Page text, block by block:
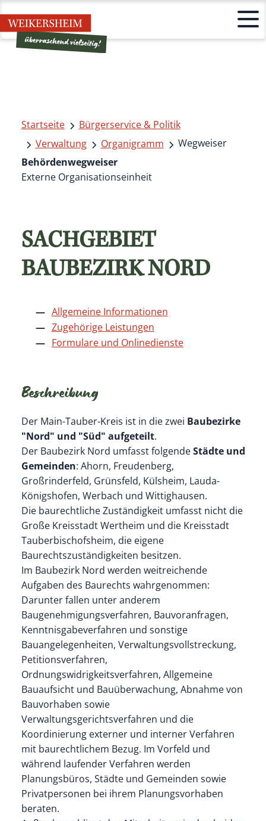
Startseite
Bürgerservice & Politik
Verwaltung
Organigramm
Wegweiser
Behördenwegweiser
Externe Organisationseinheit
SACHGEBIET
BAUBEZIRK NORD
Allgemeine Informationen
Zugehörige Leistungen
Formulare und Onlinedienste
Beschreibung
Der Main-Tauber-Kreis ist in die zwei Baubezirke
"Nord" und "Süd" aufgeteilt.
Der Baubezirk Nord umfasst folgendeStädte und
Gemeinden: Ahorn, Freudenberg,
Großrinderfeld, Grünsfeld, Külsheim, Lauda-
Königshofen, Werbach und Wittighausen.
Die baurechtliche Zuständigkeit umfasst nicht die
Große Kreisstadt Wertheim und die Kreisstadt
Tauberbischofsheim, die eigene
Baurechtszuständigkeiten besitzen.
Im Baubezirk Nord werden weitreichende
Aufgaben des Baurechts wahrgenommen:
Darunter fallen unter anderem
Baugenehmigungsverfahren, Bauvoranfragen,
Kenntnisgabeverfahren und sonstige
Bauangelegenheiten, Verwaltungsvollstreckung,
Petitionsverfahren,
Ordnungswidrigkeitsverfahren, Allgemeine
Bauaufsicht und Bauüberwachung, Abnahme von
Bauvorhaben sowie
Verwaltungsgerichtsverfahren und die
Koordinierung externer und interner Verfahren
mit baurechtlichem Bezug. Im Vorfeld und
während laufender Verfahren werden
Planungsbüros, Städte und Gemeinden sowie
Privatpersonen bei ihrem Planungsvorhaben
beraten.